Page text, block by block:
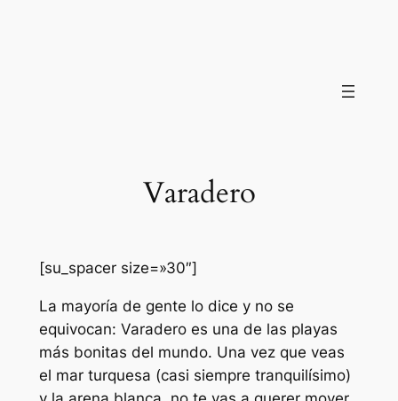
Varadero
[su_spacer size=»30″]
La mayoría de gente lo dice y no se
equivocan: Varadero es una de las playas
más bonitas del mundo. Una vez que veas
el mar turquesa (casi siempre tranquilísimo)